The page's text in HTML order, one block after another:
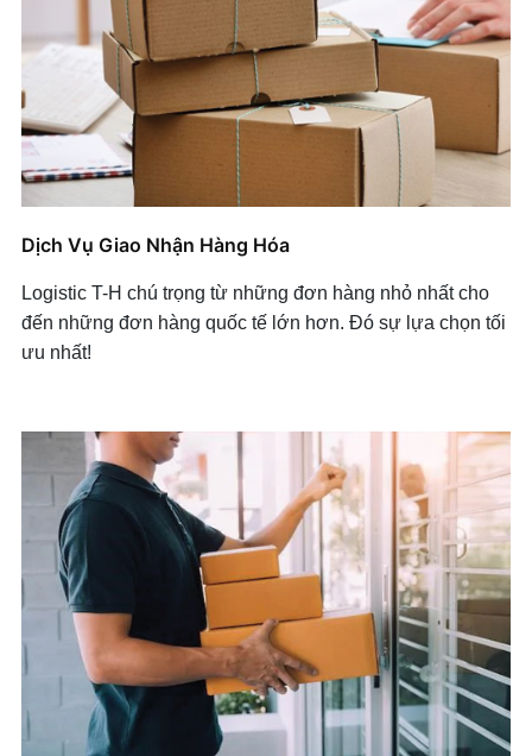
Dịch Vụ Giao Nhận Hàng Hóa
Logistic T-H chú trọng từ những đơn hàng nhỏ nhất cho
đến những đơn hàng quốc tế lớn hơn. Đó sự lựa chọn tối
ưu nhất!